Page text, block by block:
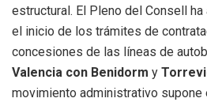
estructural. El Pleno del Consell
el inicio de los trámites de
concesiones de las líneas de
Valencia con Benidorm y
movimiento administrativo